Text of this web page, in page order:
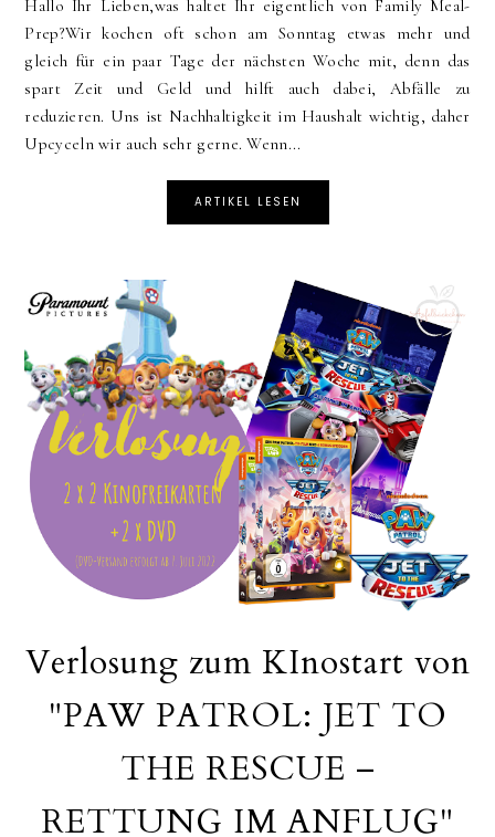
Hallo Ihr Lieben,was haltet Ihr eigentlich von Family Meal-
Prep?Wir kochen oft schon am Sonntag etwas mehr und
gleich für ein paar Tage der nächsten Woche mit, denn das
spart Zeit und Geld und hilft auch dabei, Abfälle zu
reduzieren. Uns ist Nachhaltigkeit im Haushalt wichtig, daher
Upcyceln wir auch sehr gerne. Wenn...
ARTIKEL LESEN
Verlosung zum KInostart von
"PAW PATROL: JET TO
THE RESCUE –
RETTUNG IM ANFLUG"